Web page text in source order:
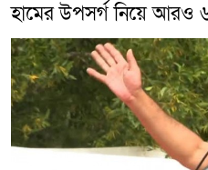
হামের উপসর্গ নিয়ে আরও